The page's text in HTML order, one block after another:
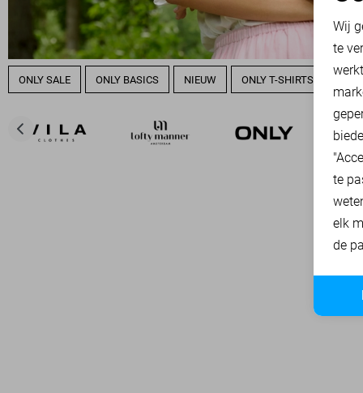
ONLY SALE ONLY BASICS NIEUW ONLY T-SHIRTS
Wij
te
te
elk
de